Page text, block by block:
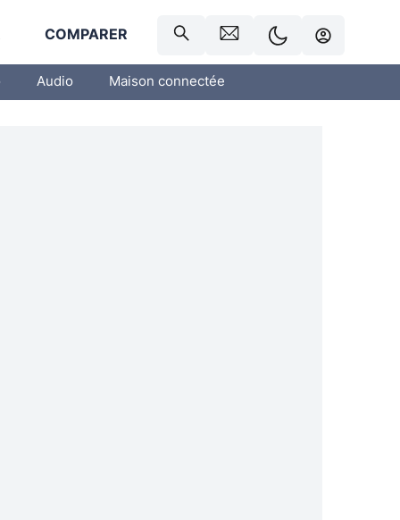
COMPARER
Audio Maison connectée